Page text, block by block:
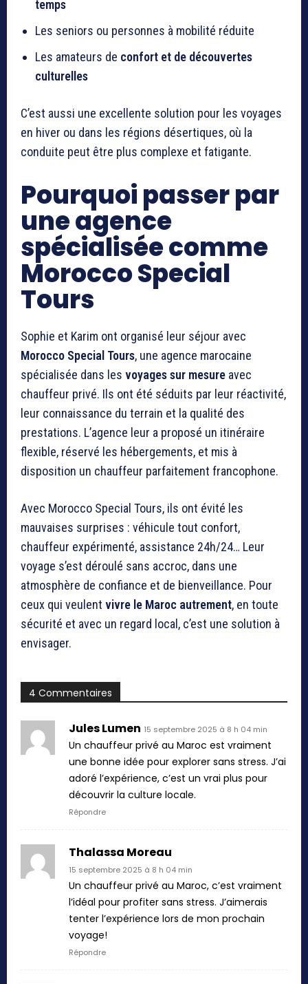
temps
Les seniors ou personnes à mobilité réduite
Les amateurs de confort et de découvertes
culturelles
C’est aussi une excellente solution pour les voyages
en hiver ou dans les régions désertiques, où la
conduite peut être plus complexe et fatigante.
Pourquoi passer par
une agence
spécialisée comme
Morocco Special
Tours
Sophie et Karim ont organisé leur séjour avec
Morocco Special Tours, une agence marocaine
spécialisée dans les voyages sur mesure avec
chauffeur privé. Ils ont été séduits par leur réactivité,
leur connaissance du terrain et la qualité des
prestations. L’agence leur a proposé un itinéraire
flexible, réservé les hébergements, et mis à
disposition un chauffeur parfaitement francophone.
Avec Morocco Special Tours, ils ont évité les
mauvaises surprises : véhicule tout confort,
chauffeur expérimenté, assistance 24h/24… Leur
voyage s’est déroulé sans accroc, dans une
atmosphère de confiance et de bienveillance. Pour
ceux qui veulent vivre le Maroc autrement, en toute
sécurité et avec un regard local, c’est une solution à
envisager.
4 Commentaires
Jules Lumen 15 septembre 2025 à 8 h 04 min
Un chauffeur privé au Maroc est vraiment
une bonne idée pour explorer sans stress. J’ai
adoré l’expérience, c’est un vrai plus pour
découvrir la culture locale.
Répondre
Thalassa Moreau
15 septembre 2025 à 8 h 04 min
Un chauffeur privé au Maroc, c’est vraiment
l’idéal pour profiter sans stress. J’aimerais
tenter l’expérience lors de mon prochain
voyage!
Répondre